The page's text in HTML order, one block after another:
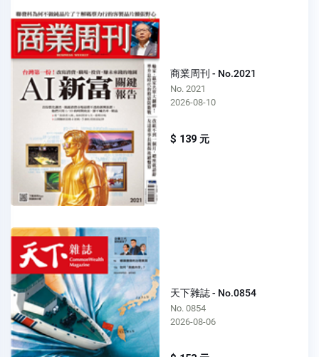
商業周刊 - No.2021
No. 2021
2026-08-10
$ 139 元
天下雜誌 - No.0854
No. 0854
2026-08-06